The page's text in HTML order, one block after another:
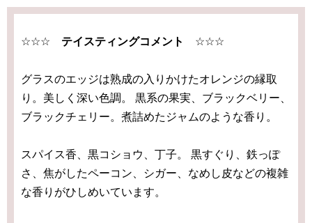
☆☆☆ テイスティングコメント ☆☆☆
グラスのエッジは熟成の入りかけたオレンジの縁取
り。美しく深い色調。 黒系の果実、ブラックベリー、
ブラックチェリー。煮詰めたジャムのような香り。
スパイス香、黒コショウ、丁子。 黒すぐり、鉄っぽ
さ、焦がしたペーコン、シガー、なめし皮などの複雑
な香りがひしめいています。